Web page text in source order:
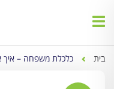
בית כלכלת משפחה – איך